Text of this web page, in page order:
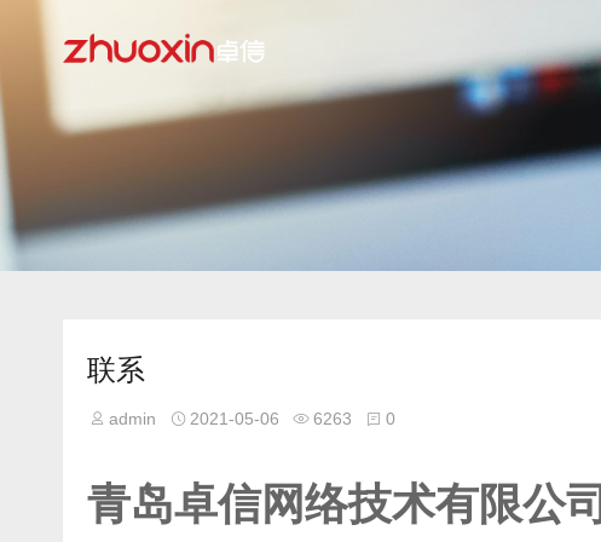
联系
admin 2021-05-06 6263 0
青岛卓信网络技术有限公司